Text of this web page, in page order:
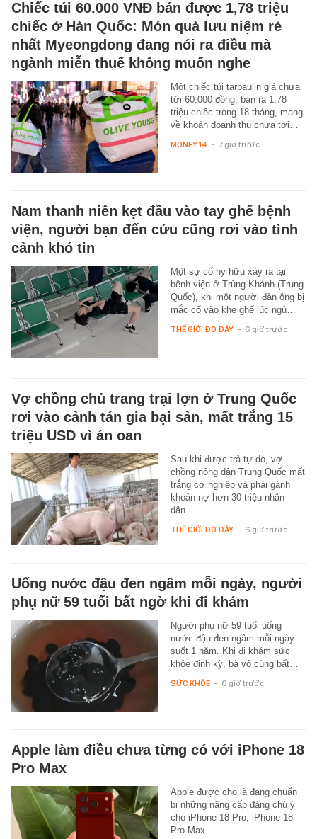
Chiếc túi 60.000 VNĐ bán được 1,78 triệu
chiếc ở Hàn Quốc: Món quà lưu niệm rẻ
nhất Myeongdong đang nói ra điều mà
ngành miễn thuế không muốn nghe
Một chiếc túi tarpaulin giá chưa
tới 60.000 đồng, bán ra 1,78
triệu chiếc trong 18 tháng, mang
về khoản doanh thu chưa tới…
MONEY.14 - 7 giờ trước
Nam thanh niên kẹt đầu vào tay ghế bệnh
viện, người bạn đến cứu cũng rơi vào tình
cảnh khó tin
Một sự cố hy hữu xảy ra tại
bệnh viện ở Trùng Khánh (Trung
Quốc), khi một người đàn ông bị
mắc cổ vào khe ghế lúc ngủ…
THẾ GIỚI ĐÓ ĐÂY - 6 giờ trước
Vợ chồng chủ trang trại lợn ở Trung Quốc
rơi vào cảnh tán gia bại sản, mất trắng 15
triệu USD vì án oan
Sau khi được trả tự do, vợ
chồng nông dân Trung Quốc mất
trắng cơ nghiệp và phải gánh
khoản nợ hơn 30 triệu nhân
dân…
THẾ GIỚI ĐÓ ĐÂY - 6 giờ trước
Uống nước đậu đen ngâm mỗi ngày, người
phụ nữ 59 tuổi bất ngờ khi đi khám
Người phụ nữ 59 tuổi uống
nước đậu đen ngâm mỗi ngày
suốt 1 năm. Khi đi khám sức
khỏe định kỳ, bà vô cùng bất…
SỨC KHỎE - 6 giờ trước
Apple làm điều chưa từng có với iPhone 18
Pro Max
Apple được cho là đang chuẩn
bị những nâng cấp đáng chú ý
cho iPhone 18 Pro, iPhone 18
Pro Max.